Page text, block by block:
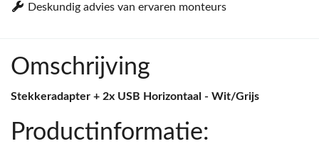
Deskundig advies van ervaren monteurs
Omschrijving
Stekkeradapter + 2x USB Horizontaal - Wit/Grijs
Productinformatie: